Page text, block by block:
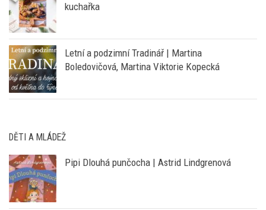
kuchařka
Letní a podzimní Tradinář | Martina
Boledovičová, Martina Viktorie Kopecká
DĚTI A MLÁDEŽ
Pipi Dlouhá punčocha | Astrid Lindgrenová